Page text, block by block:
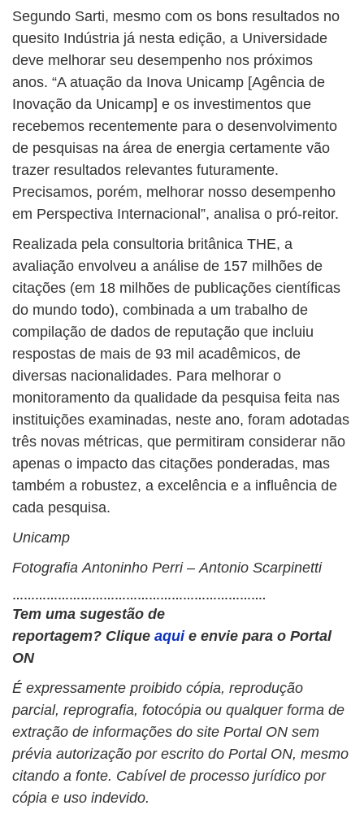
Segundo Sarti, mesmo com os bons resultados no
quesito Indústria já nesta edição, a Universidade
deve melhorar seu desempenho nos próximos
anos. “A atuação da Inova Unicamp [Agência de
Inovação da Unicamp] e os investimentos que
recebemos recentemente para o desenvolvimento
de pesquisas na área de energia certamente vão
trazer resultados relevantes futuramente.
Precisamos, porém, melhorar nosso desempenho
em Perspectiva Internacional”, analisa o pró-reitor.
Realizada pela consultoria britânica THE, a
avaliação envolveu a análise de 157 milhões de
citações (em 18 milhões de publicações científicas
do mundo todo), combinada a um trabalho de
compilação de dados de reputação que incluiu
respostas de mais de 93 mil acadêmicos, de
diversas nacionalidades. Para melhorar o
monitoramento da qualidade da pesquisa feita nas
instituições examinadas, neste ano, foram adotadas
três novas métricas, que permitiram considerar não
apenas o impacto das citações ponderadas, mas
também a robustez, a excelência e a influência de
cada pesquisa.
Unicamp
FotografiaAntoninho Perri – Antonio Scarpinetti
………………………………………………………….
Tem uma sugestão de
reportagem? Clique aqui e envie para o Portal
ON
É expressamente proibido cópia, reprodução
parcial, reprografia, fotocópia ou qualquer forma de
extração de informações do site Portal ON sem
prévia autorização por escrito do Portal ON, mesmo
citando a fonte. Cabível de processo jurídico por
cópia e uso indevido.